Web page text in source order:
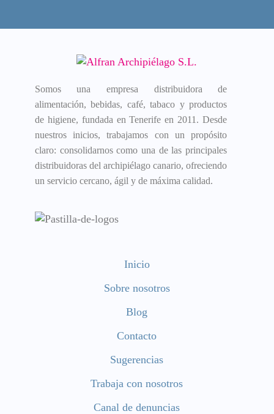
Somos una empresa distribuidora de
alimentación, bebidas, café, tabaco y productos
de higiene, fundada en Tenerife en 2011. Desde
nuestros inicios, trabajamos con un propósito
claro: consolidarnos como una de las principales
distribuidoras del archipiélago canario, ofreciendo
un servicio cercano, ágil y de máxima calidad.
Inicio
Sobre nosotros
Blog
Contacto
Sugerencias
Trabaja con nosotros
Canal de denuncias